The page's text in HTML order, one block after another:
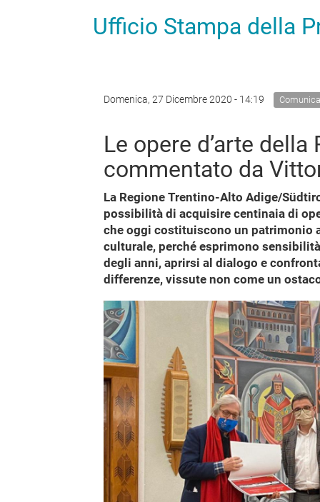
Ufficio Stampa della
Domenica, 27 Dicembre 2020 - 14:19
Le opere d’arte
commentato da
La Regione Trentino-Alto Adige/
possibilità di acquisire centinaia di
che oggi costituiscono un patrimonio
culturale, perché esprimono
degli anni, aprirsi al dialogo e
differenze, vissute non come un